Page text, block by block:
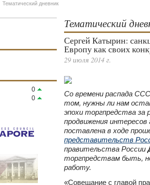
Тематический дневник
0
0
Тематический
Сергей Катырин:
Европу как своих
29 июля 2014 г.
Со времени распада
том, нужны ли нам
эпохи торгпредства за
продвижения
поставлена в ходе
представительств
правительства России
торгпредствам быть,
работу.
«Совещание с главой